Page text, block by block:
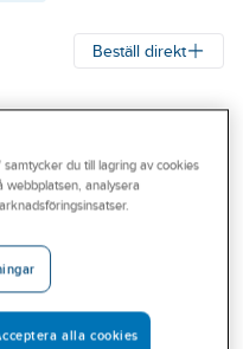
Beställ direkt
KÅBE MATTAN
TILL GALLER
H:20MM 590MM X
du till lagring av cookies
webbplatsen, analysera
alla cookies